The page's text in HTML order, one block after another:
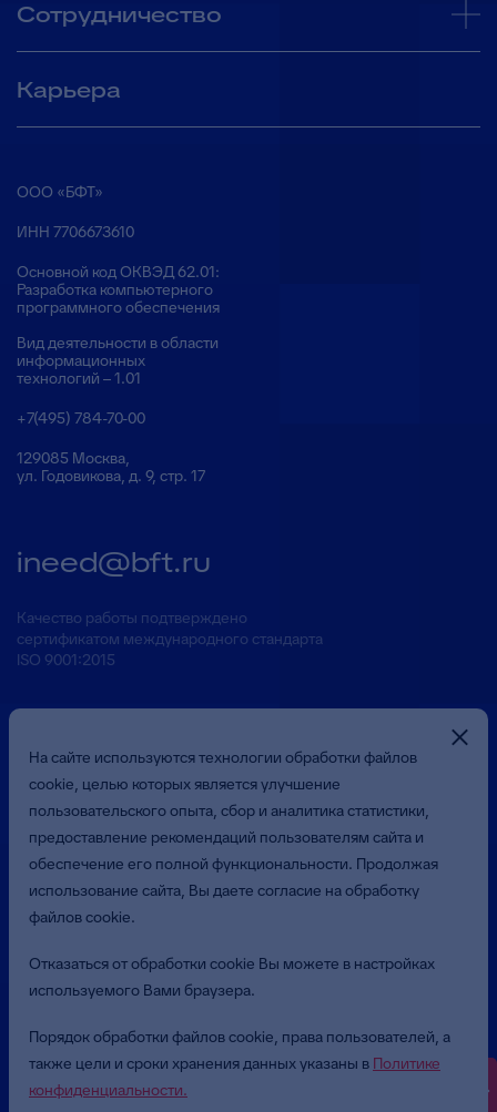
Сотрудничество
Карьера
ООО «БФТ»
ИНН 7706673610
Основной код ОКВЭД 62.01:
Разработка компьютерного
программного обеспечения
Вид деятельности в области
информационных
технологий – 1.01
+7(495) 784-70-00
129085 Москва,
ул. Годовикова, д. 9, стр. 17
ineed@bft.ru
Качество работы подтверждено
сертификатом международного стандарта
ISO 9001:2015
Презентация о Компании
«Бюджетные и Финансовые Технологии»
(ООО «БФТ»). Все права защищены.
Пользовательское соглашение
На сайте используются технологии обработки файлов
cookie, целью которых является улучшение
пользовательского опыта, сбор и аналитика статистики,
предоставление рекомендаций пользователям сайта и
обеспечение его полной функциональности. Продолжая
использование сайта, Вы даете согласие на обработку
файлов cookie.
Отказаться от обработки cookie Вы можете в настройках
используемого Вами браузера.
Порядок обработки файлов cookie, права пользователей, а
также цели и сроки хранения данных указаны в Политике
конфиденциальности.